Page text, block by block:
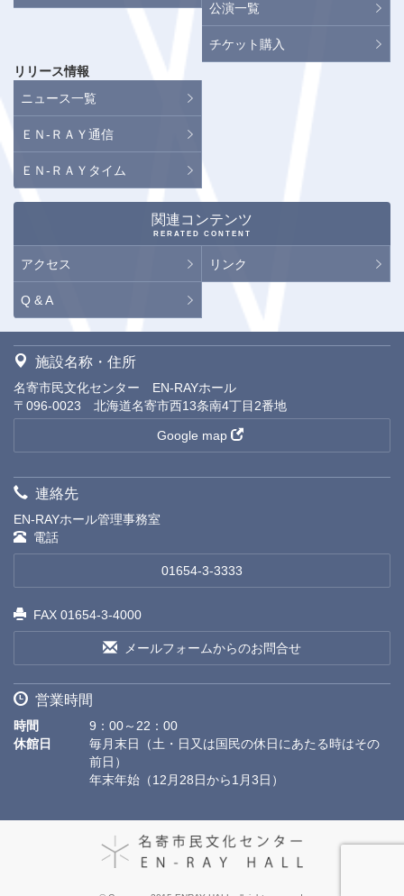
公演一覧
チケット購入
リリース情報
ニュース一覧
ＥＮ-ＲＡＹ通信
ＥＮ-ＲＡＹタイム
関連コンテンツ
RERATED CONTENT
アクセス リンク
Q & A
施設名称・住所
名寄市民文化センター EN-RAYホール
〒096-0023 北海道名寄市西13条南4丁目2番地
Google map
連絡先
EN-RAYホール管理事務室
電話
01654-3-3333
FAX 01654-3-4000
メールフォームからのお問合せ
営業時間
時間
9：00～22：00
休館日
毎月末日（土・日又は国民の休日にあたる時はその
前日）
年末年始（12月28日から1月3日）